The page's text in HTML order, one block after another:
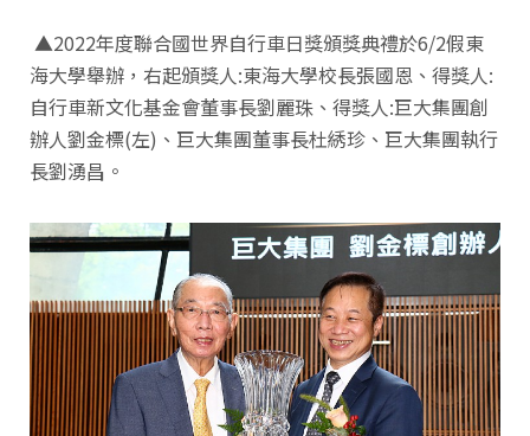
▲2022年度聯合國世界自行車日獎頒獎典禮於6/2假東
海大學舉辦，右起頒獎人:東海大學校長張國恩、得獎人:
自行車新文化基金會董事長劉麗珠、得獎人:巨大集團創
辦人劉金標(左)、巨大集團董事長杜綉珍、巨大集團執行
長劉湧昌。